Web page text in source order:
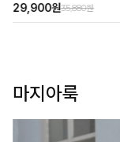
35,880원
29,900원
마지아룩